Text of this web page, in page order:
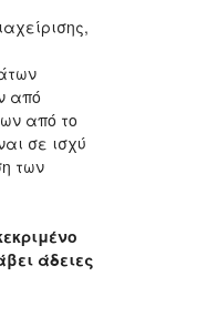
από
από το
σε ισχύ
των
άδειες